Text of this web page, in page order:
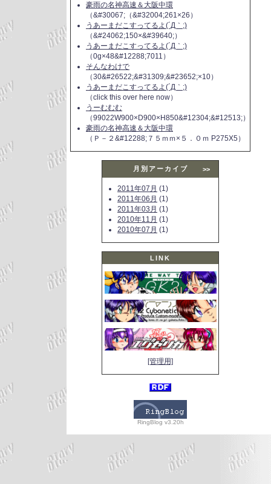
豪雨の名神高速＆大阪中環
（&#30067;（&#32004;261×26）
うあーまだこすってるよ(´Д｀;)
（&#24062;150×&#39640;）
うあーまだこすってるよ(´Д｀;)
（0g×48&#12288;7011）
そんなわけで
（30&#26522;&#31309;&#23652;×10）
うあーまだこすってるよ(´Д｀;)
（click this over here now）
うーむむむ
（99022W900×D900×H850&#12304;&#12513;）
豪雨の名神高速＆大阪中環
（Ｐ－２&#12288;７５ｍｍ×５．０ｍ P275X5）
月別アーカイブ >>
2011年07月 (1)
2011年06月 (1)
2011年03月 (1)
2010年11月 (1)
2010年07月 (1)
LINK
[管理用]
RingBlog v3.20h